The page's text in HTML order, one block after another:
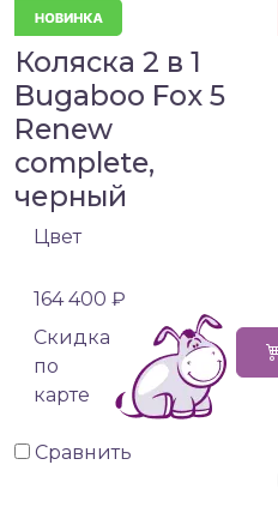
Коляска 2 в 1
Bugaboo Fox 5
Renew
complete,
черный
Цвет
164 400 ₽
Cкидка
по
карте
Сравнить